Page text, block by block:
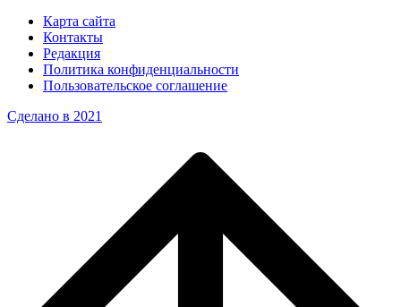
Карта сайта
Контакты
Редакция
Политика конфиденциальности
Пользовательское соглашение
Сделано в 2021